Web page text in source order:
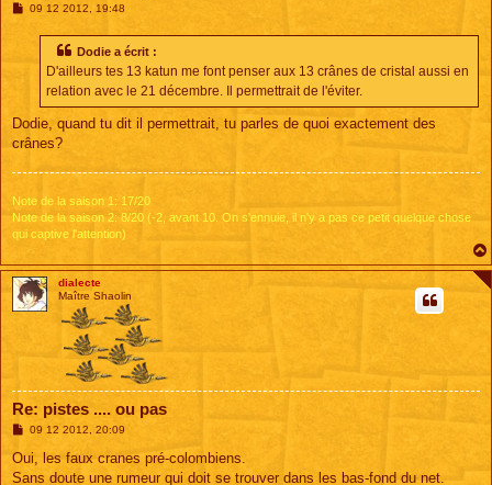
M09 12 2012, 19:48
Dodie a écrit :
D'ailleurs tes 13 katun me font penser aux 13 crânes de cristal aussi en
relation avec le 21 décembre. Il permettrait de l'éviter.
Dodie, quand tu dit il permettrait, tu parles de quoi exactement des
crânes?
Note de la saison 1: 17/20
Note de la saison 2: 8/20 (-2, avant 10. On s'ennuie, il n'y a pas ce petit quelque chose
qui captive l'attention)
dialecte
Maître Shaolin
Re: pistes .... ou pas
M
s
a
09 12 2012, 20:09
Oui, les faux cranes pré-colombiens.
Sans doute une rumeur qui doit se trouver dans les bas-fond du net.